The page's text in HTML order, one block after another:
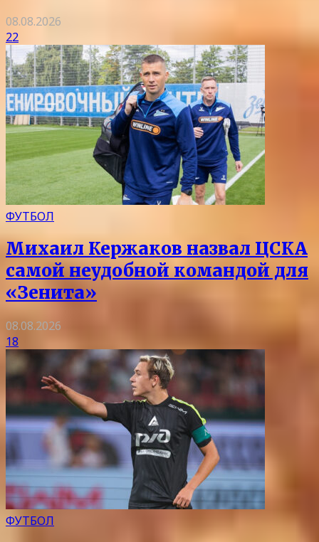
08.08.2026
22
ФУТБОЛ
Михаил Кержаков назвал ЦСКА
самой неудобной командой для
«Зенита»
08.08.2026
18
ФУТБОЛ